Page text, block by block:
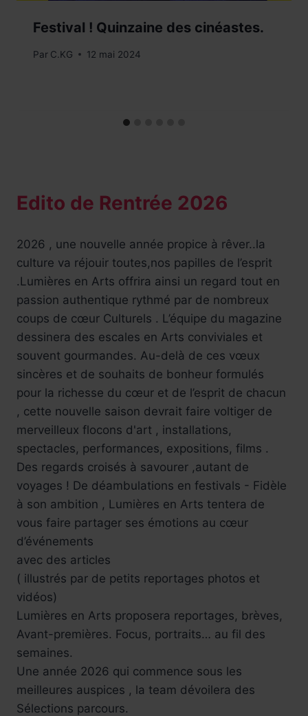
Festival ! Quinzaine des cinéastes.
Par C.KG 12 mai 2024
Edito de Rentrée 2026
2026 , une nouvelle année propice à rêver..la
culture va réjouir toutes,nos papilles de l’esprit
.Lumières en Arts offrira ainsi un regard tout en
passion authentique rythmé par de nombreux
coups de cœur Culturels . L’équipe du magazine
dessinera des escales en Arts conviviales et
souvent gourmandes. Au-delà de ces vœux
sincères et de souhaits de bonheur formulés
pour la richesse du cœur et de l’esprit de chacun
, cette nouvelle saison devrait faire voltiger de
merveilleux flocons d'art , installations,
spectacles, performances, expositions, films .
Des regards croisés à savourer ,autant de
voyages ! De déambulations en festivals - Fidèle
à son ambition , Lumières en Arts tentera de
vous faire partager ses émotions au cœur
d’événements
avec des articles
( illustrés par de petits reportages photos et
vidéos)
Lumières en Arts proposera reportages, brèves,
Avant-premières. Focus, portraits… au fil des
semaines.
Une année 2026 qui commence sous les
meilleures auspices , la team dévoilera des
Sélections parcours.